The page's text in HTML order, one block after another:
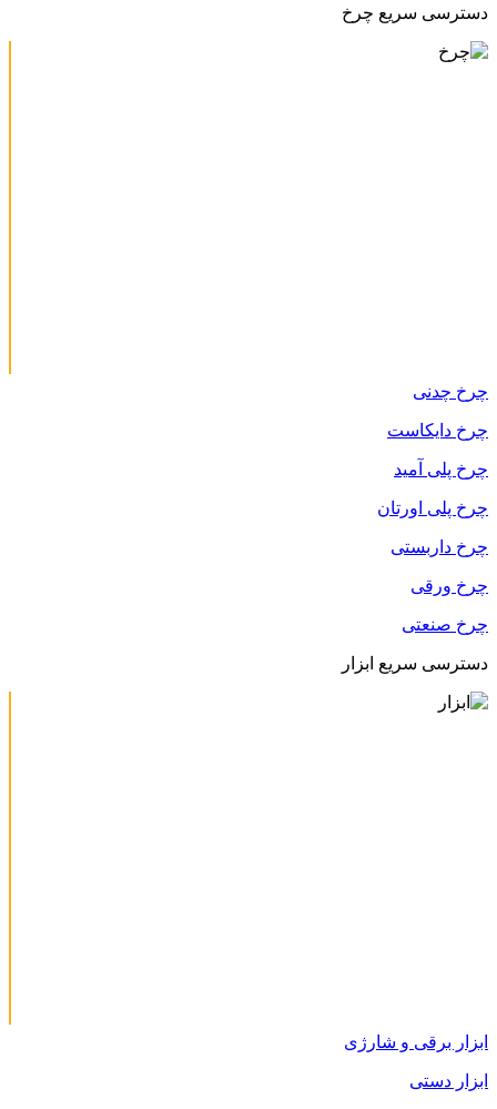
دسترسی سریع چرخ
چرخ چدنی
چرخ دایکاست
چرخ پلی آمید
چرخ پلی اورتان
چرخ داربستی
چرخ ورقی
چرخ صنعتی
دسترسی سریع ابزار
ابزار برقی و شارژی
ابزار دستی